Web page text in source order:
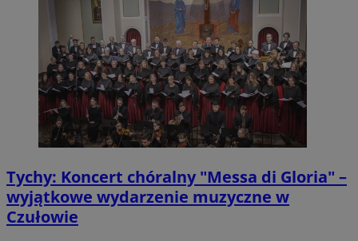
Tychy: Koncert chóralny "Messa di Gloria" –
wyjątkowe wydarzenie muzyczne w
Czułowie